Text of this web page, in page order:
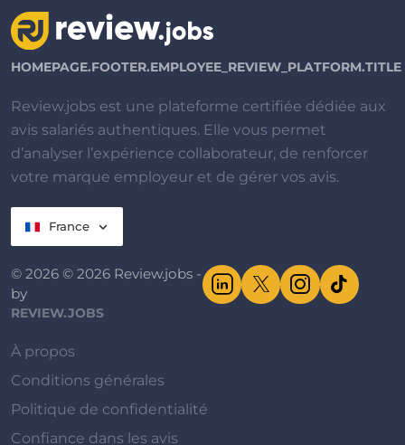
HOMEPAGE.FOOTER.EMPLOYEE_REVIEW_PLATFORM.TITLE
Review.jobs est une plateforme certifiée dédiée aux
avis salariés authentiques. Elle vous permet
d’analyser l’expérience collaborateur, de renforcer
votre marque employeur et de gérer vos avis.
France
© 2026 © 2026 Review.jobs -
by
REVIEW.JOBS
À propos
Conditions générales
Politique de confidentialité
Confiance dans les avis